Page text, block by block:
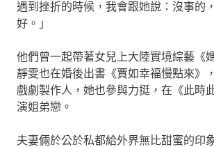
遇到挫折的時候，我會跟她說：沒事的
好。」
他們曾一起帶著女兒上大陸實境綜藝《
靜雯也在婚後出書《賈如幸福慢點來》
戲劇製作人，她也參與力挺，在《此時
演姐弟戀。
夫妻倆於公於私都給外界無比甜蜜的印